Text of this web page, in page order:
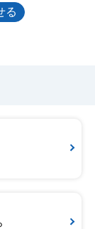
る